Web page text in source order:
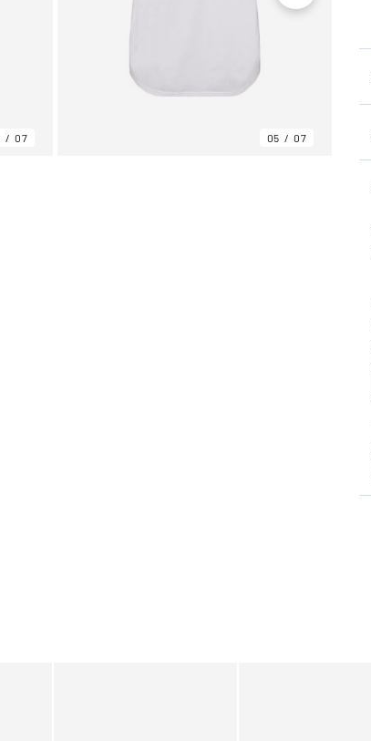
07 05 07